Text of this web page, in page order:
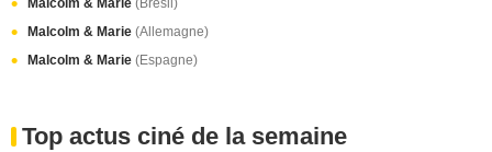
Malcolm & Marie (Allemagne)
Malcolm & Marie (Espagne)
Top actus ciné de la semaine